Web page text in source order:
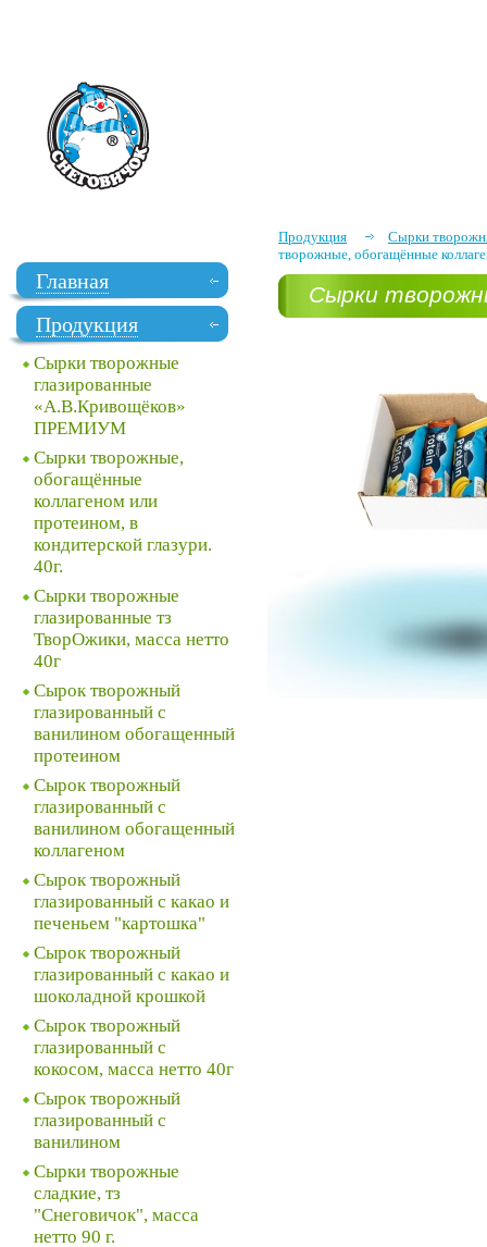
Продукция
Сырки
творожные, обогащённые
Сырки
Главная
Продукция
Сырки творожные
глазированные
«А.В.Кривощёков»
ПРЕМИУМ
Сырки творожные,
обогащённые
коллагеном или
протеином, в
кондитерской глазури.
40г.
Сырки творожные
глазированные тз
ТворОжики, масса нетто
40г
Сырок творожный
глазированный с
ванилином обогащенный
протеином
Сырок творожный
глазированный с
ванилином обогащенный
коллагеном
Сырок творожный
глазированный с какао и
печеньем "картошка"
Сырок творожный
глазированный с какао и
шоколадной крошкой
Сырок творожный
глазированный с
кокосом, масса нетто 40г
Сырок творожный
глазированный с
ванилином
Сырки творожные
сладкие, тз
"Снеговичок", масса
нетто 90 г.